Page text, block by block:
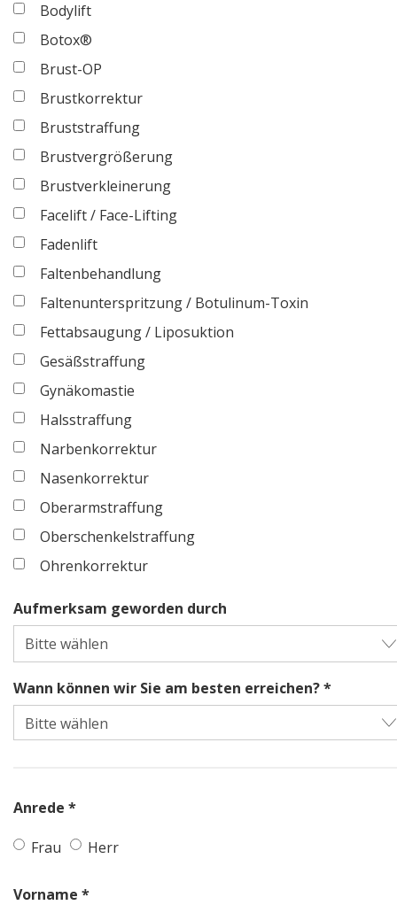
Bodylift
Botox®
Brust-OP
Brustkorrektur
Bruststraffung
Brustvergrößerung
Brustverkleinerung
Facelift / Face-Lifting
Fadenlift
Faltenbehandlung
Faltenunterspritzung / Botulinum-Toxin
Fettabsaugung / Liposuktion
Gesäßstraffung
Gynäkomastie
Halsstraffung
Narbenkorrektur
Nasenkorrektur
Oberarmstraffung
Oberschenkelstraffung
Ohrenkorrektur
Aufmerksam geworden durch
Wann können wir Sie am besten erreichen? *
Anrede *
Frau Herr
Vorname *